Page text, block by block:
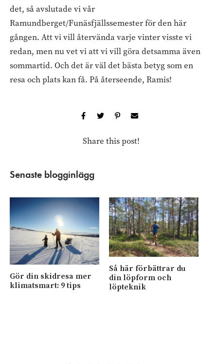
det, så avslutade vi vår
Ramundberget/Funäsfjällssemester för den här
gången. Att vi vill återvända varje vinter visste vi
redan, men nu vet vi att vi vill göra detsamma även
sommartid. Och det är väl det bästa betyg som en
resa och plats kan få. På återseende, Ramis!
Share this post!
Senaste blogginlägg
Gör din skidresa mer
klimatsmart: 9 tips
Så här förbättrar du
din löpform och
löpteknik